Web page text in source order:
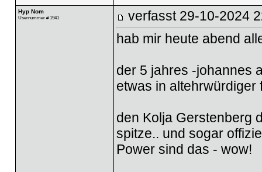
Hyp Nom
Usernummer # 1941 verfasst 29-10-2024
hab mir heute abend
der 5 jahres -johannes
etwas in altehrwürdiger
den Kolja Gerstenberg
spitze.. und sogar
Power sind das - wow!